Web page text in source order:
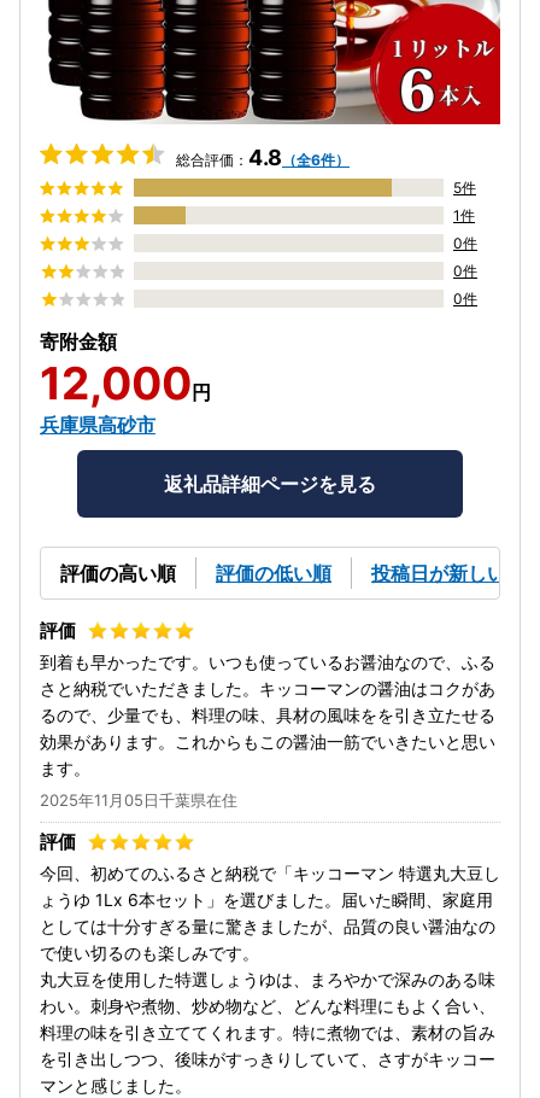
総合評価： 4.8 （全6件）
5件
1件
0件
0件
0件
寄附金額
12,000 円
兵庫県高砂市
返礼品詳細ページを見る
評価の高い順 評価の低い順 投稿日が新しい順
到着も早かったです。いつも使っているお醤油なので、ふる
さと納税でいただきました。キッコーマンの醤油はコクがあ
るので、少量でも、料理の味、具材の風味をを引き立たせる
効果があります。これからもこの醤油一筋でいきたいと思い
ます。
2025年11月05日千葉県在住
今回、初めてのふるさと納税で「キッコーマン 特選丸大豆し
ょうゆ 1Lx 6本セット」を選びました。届いた瞬間、家庭用
としては十分すぎる量に驚きましたが、品質の良い醤油なの
で使い切るのも楽しみです。
丸大豆を使用した特選しょうゆは、まろやかで深みのある味
わい。刺身や煮物、炒め物など、どんな料理にもよく合い、
料理の味を引き立ててくれます。特に煮物では、素材の旨み
を引き出しつつ、後味がすっきりしていて、さすがキッコー
マンと感じました。